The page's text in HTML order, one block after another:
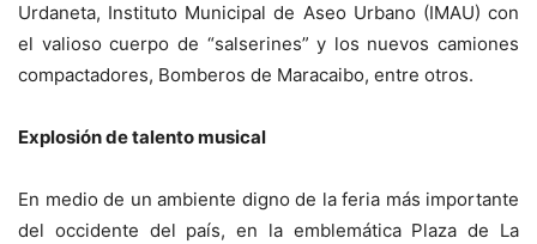
Urdaneta, Instituto Municipal de Aseo Urbano (IMAU) con
el valioso cuerpo de “salserines” y los nuevos camiones
compactadores, Bomberos de Maracaibo, entre otros.
Explosión de talento musical
En medio de un ambiente digno de la feria más importante
del occidente del país, en la emblemática Plaza de La